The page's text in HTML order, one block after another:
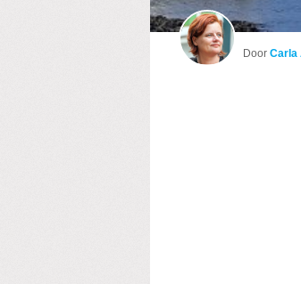
Door Carla